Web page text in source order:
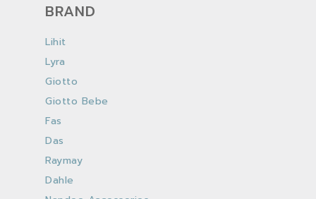
BRAND
Lihit
Lyra
Giotto
Giotto Bebe
Fas
Das
Raymay
Dahle